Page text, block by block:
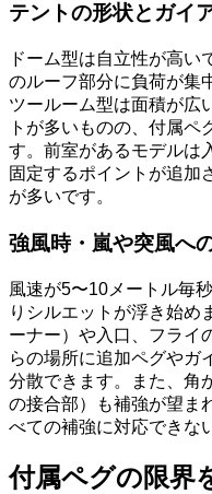
テントの形状とガイ
ドーム型は自立性が高い
のルーフ部分に負荷が集
ツールーム型は面積が広
トが多いものの、付属ペ
す。前室があるモデルは
固定するポイントが追加
が多いです。
強風時・嵐や突風へ
風速が5〜10メートル毎
りシルエットが浮き始め
ーナー）や入口、フライ
らの場所に追加ペグやガ
分散できます。また、角
の接合部）も補強が望ま
べての補強に対応できな
付属ペグの限界